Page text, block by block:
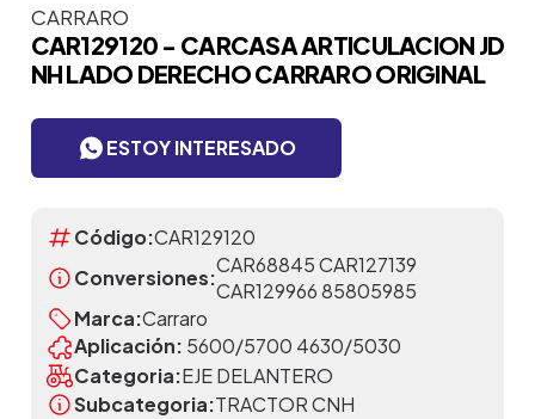
Itens da Galeria
CARRARO
CAR129120 - CARCASA ARTICULACION JD
NH LADO DERECHO CARRARO ORIGINAL
ESTOY INTERESADO
Código:CAR129120
Conversiones:
CAR68845 CAR127139
CAR129966 85805985
Marca:Carraro
Aplicación: 5600/5700 4630/5030
Categoria:EJE DELANTERO
Subcategoria:TRACTOR CNH